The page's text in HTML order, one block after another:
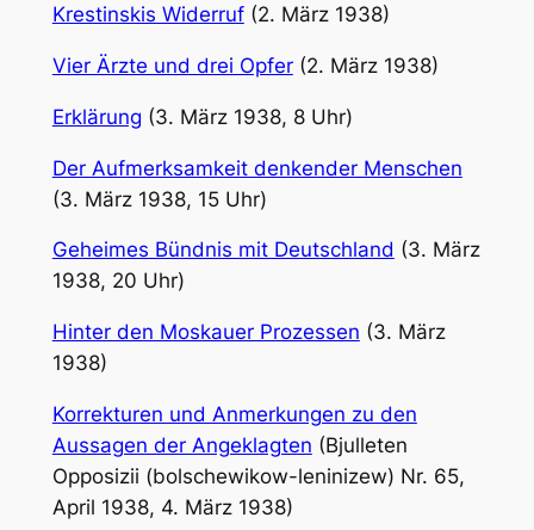
Krestinskis Widerruf(2. März 1938)
Vier Ärzte und drei Opfer(2. März 1938)
Erklärung (3. März 1938, 8 Uhr)
Der Aufmerksamkeit denkender Menschen
(3. März 1938, 15 Uhr)
Geheimes Bündnis mit Deutschland (3. März
1938, 20 Uhr)
Hinter den Moskauer Prozessen (3. März
1938)
Korrekturen und Anmerkungen zu den
Aussagen der Angeklagten (Bjulleten
Opposizii (bolschewikow-leninizew) Nr. 65,
April 1938, 4. März 1938)